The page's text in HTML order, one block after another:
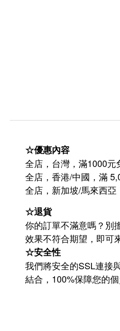
☆優惠內容
全店，台灣，滿1000元
全店，香港/中國，滿
全店，新加坡/馬來西亞
☆退貨
你的訂單不滿意嗎？別
效果不符合期望，即可
☆安全性
我們將安全的SSL連接
結合，100%保障您的個